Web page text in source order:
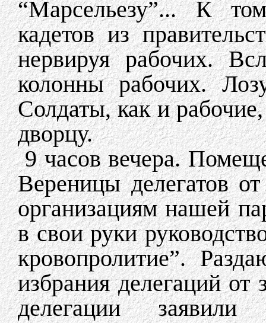
“Марсельезу”... К
кадетов из
нервируя рабочих.
колонны рабочих.
Солдаты, как и
дворцу.
9 часов вечера.
Вереницы делегатов
организациям нашей
в свои руки
кровопролитие”.
избрания делегаций
делегации